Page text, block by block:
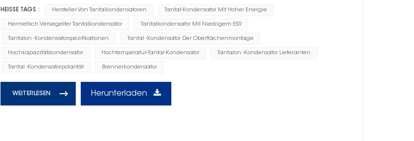
HEISSE TAGS : Hersteller Von Tantalkondensatoren Tantal-Kondensator Mit Hoher Energie
Hermetisch Versiegelter Tantalkondensator Tantalkondensator Mit Niedrigem ESR
Tantalon -Kondensatorspezifikationen Tantal -Kondensator Der Oberflächenmontage
Hochkapazitätskondensator Hochtemperatur-Tantal-Kondensator Tantalon -Kondensator Lieferanten
Tantal -Kondensatorpolarität Brennerkondensator
WEITERLESEN Herunterladen